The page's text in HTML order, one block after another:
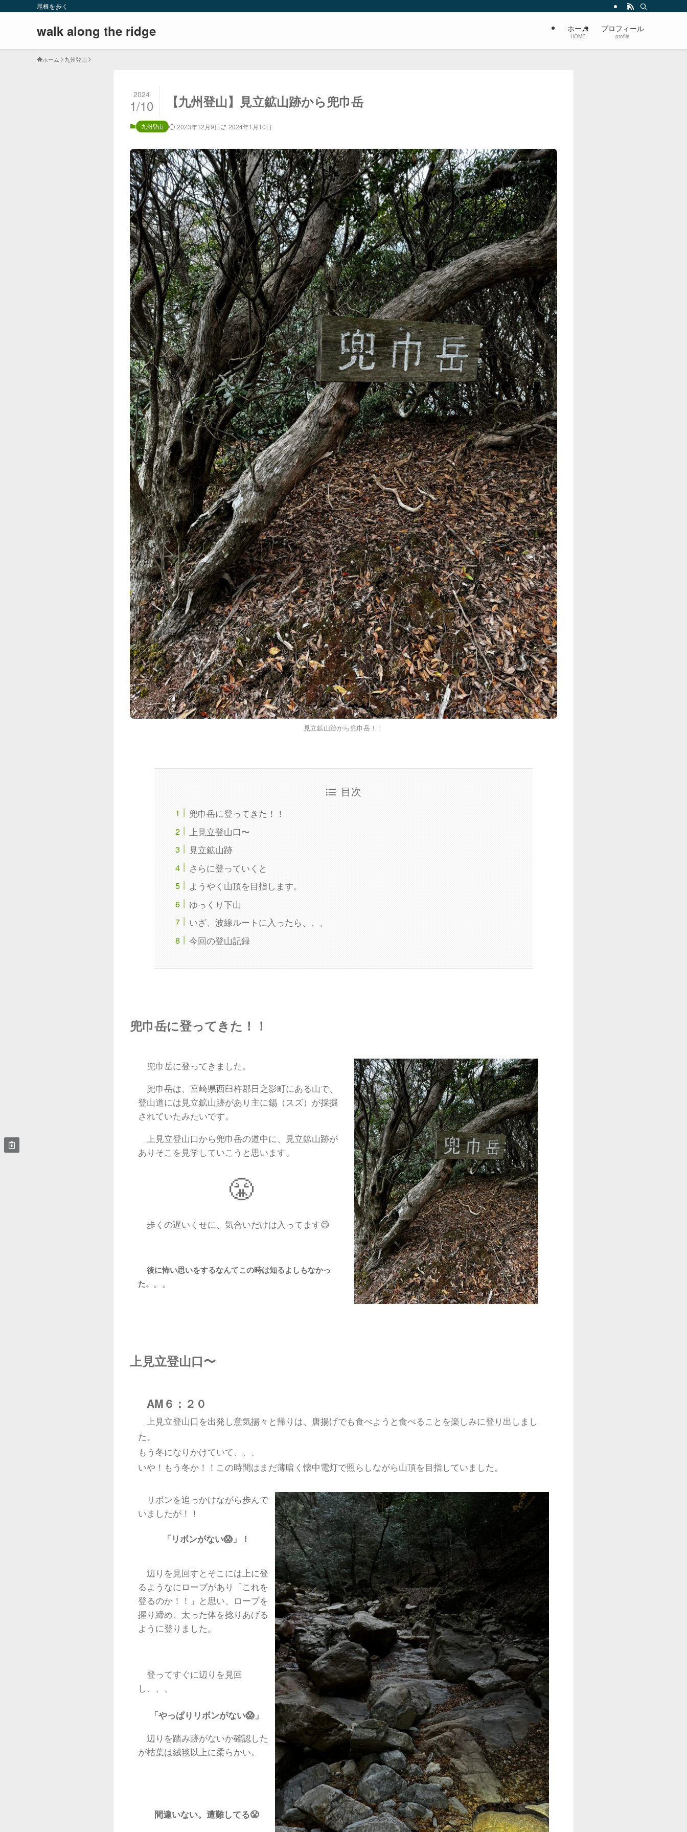
尾根を歩く
walk along the ridge ホーム
HOME
プロフィール
profile
ホーム 九州登山
【九州登山】見立鉱山跡から兜巾岳
2024
1/10
九州登山 2023年12月9日 2024年1月10日
見立鉱山跡から兜巾岳！！
目次
兜巾岳に登ってきた！！
上見立登山口〜
見立鉱山跡
さらに登っていくと
ようやく山頂を目指します。
ゆっくり下山
いざ、波線ルートに入ったら、、、
今回の登山記録
兜巾岳に登ってきた！！
兜巾岳に登ってきました。
兜巾岳は、宮崎県西臼杵郡日之影町にある山で、
登山道には見立鉱山跡があり主に錫（スズ）が採掘
されていたみたいです。
上見立登山口から兜巾岳の道中に、見立鉱山跡が
ありそこを見学していこうと思います。
😤
歩くの遅いくせに、気合いだけは入ってます😅
後に怖い思いをするなんてこの時は知るよしもなかっ
た。 。。
上見立登山口〜
AM６：２０
上見立登山口を出発し意気揚々と帰りは、唐揚げでも食べようと食べることを楽しみに登り出しまし
た。
もう冬になりかけていて、、、
いや！もう冬か！！この時間はまだ薄暗く懐中電灯で照らしながら山頂を目指していました。
リボンを追っかけながら歩んで
いましたが！！
「リボンがない😱」！
辺りを見回すとそこには上に登
るようなにロープがあり「これを
登るのか！！」と思い、ロープを
握り締め、太った体を捻りあげる
ように登りました。
登ってすぐに辺りを見回
し、、、
「やっぱりリボンがない😱」
辺りを踏み跡がないか確認した
が枯葉は絨毯以上に柔らかい。
間違いない。遭難してる😤